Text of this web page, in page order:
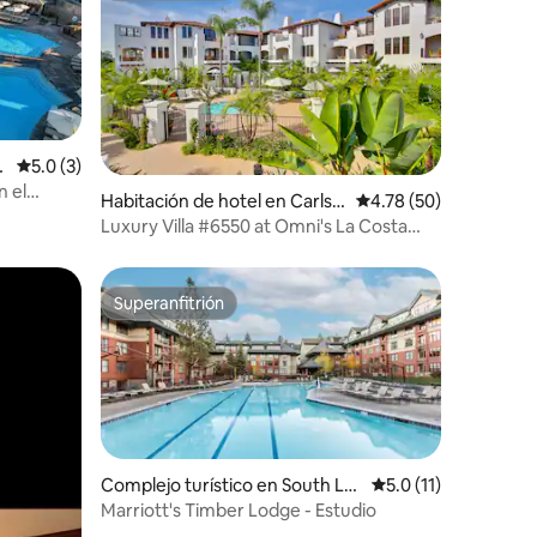
Calificación promedio: 5.0 de 5, 3 reseñas
5.0 (3)
el
Habitación de hotel en Carlsb
ad
Calificación
4.78 (50)
Luxury Villa #6550 at Omni's La Costa
Superanfitrión
Superanfitrión
Complejo turístico en South La
ke Tahoe
Calificación
5.0 (11)
Marriott's Timber Lodge - Estudio